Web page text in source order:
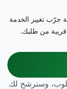
جرّب تغيير الخدمة
قريبة من طلبك.
وسنرشح لك